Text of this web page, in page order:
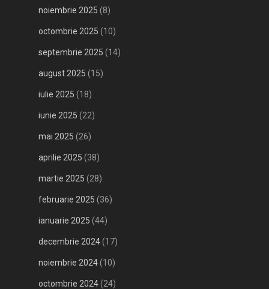
noiembrie 2025 (8)
octombrie 2025 (10)
septembrie 2025 (14)
august 2025 (15)
iulie 2025 (18)
iunie 2025 (22)
mai 2025 (26)
aprilie 2025 (38)
martie 2025 (28)
februarie 2025 (36)
ianuarie 2025 (44)
decembrie 2024(17)
noiembrie 2024(10)
octombrie 2024(24)